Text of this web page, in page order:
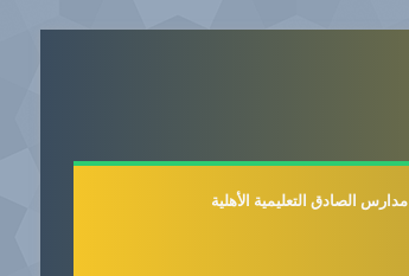
مدارس الصادق التعليمية الأهلية